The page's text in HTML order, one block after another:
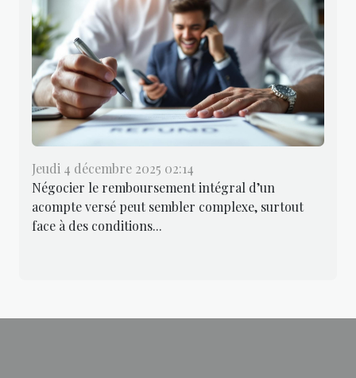
Jeudi 4 décembre 2025 02:14
Négocier le remboursement intégral d’un
acompte versé peut sembler complexe, surtout
face à des conditions...